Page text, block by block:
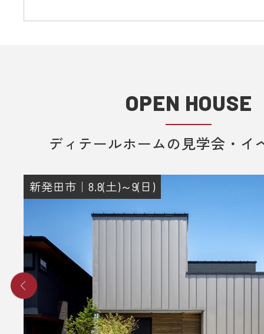
OPEN HOUSE
ディテールホームの見学会・イ
新発田市｜8.8(土)～9(日)